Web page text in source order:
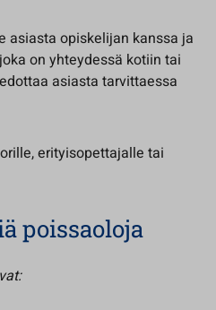
asiasta opiskelijan kanssa ja
on yhteydessä kotiin tai
asiasta tarvittaessa
erityisopettajalle tai
poissaoloja